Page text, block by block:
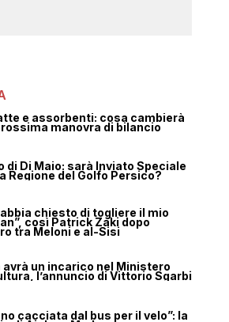
e assorbenti: cosa cambierà
manovra di bilancio
di Di Maio: sarà Inviato Speciale
Regione del Golfo Persico?
chiesto di togliere il mio
così Patrick Zaki dopo
tra Meloni e al-Sisi
avrà un incarico nel Ministero
l’annuncio di Vittorio Sgarbi
cacciata dal bus per il velo”: la